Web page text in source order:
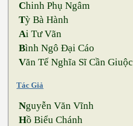
Chinh Phụ Ngâm
Tỳ Bà Hành
Ai Tư Vãn
Bình Ngô Đại Cáo
Văn Tế Nghĩa Sĩ Cần Giuộc
Tác Giả
Nguyễn Văn Vĩnh
Hồ Biểu Chánh